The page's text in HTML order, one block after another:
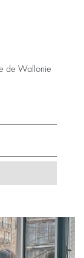
de Wallonie